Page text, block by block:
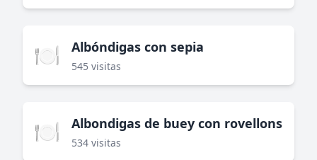
🍽️ Albóndigas con sepia
545 visitas
🍽️ Albondigas de buey con rovellons
534 visitas